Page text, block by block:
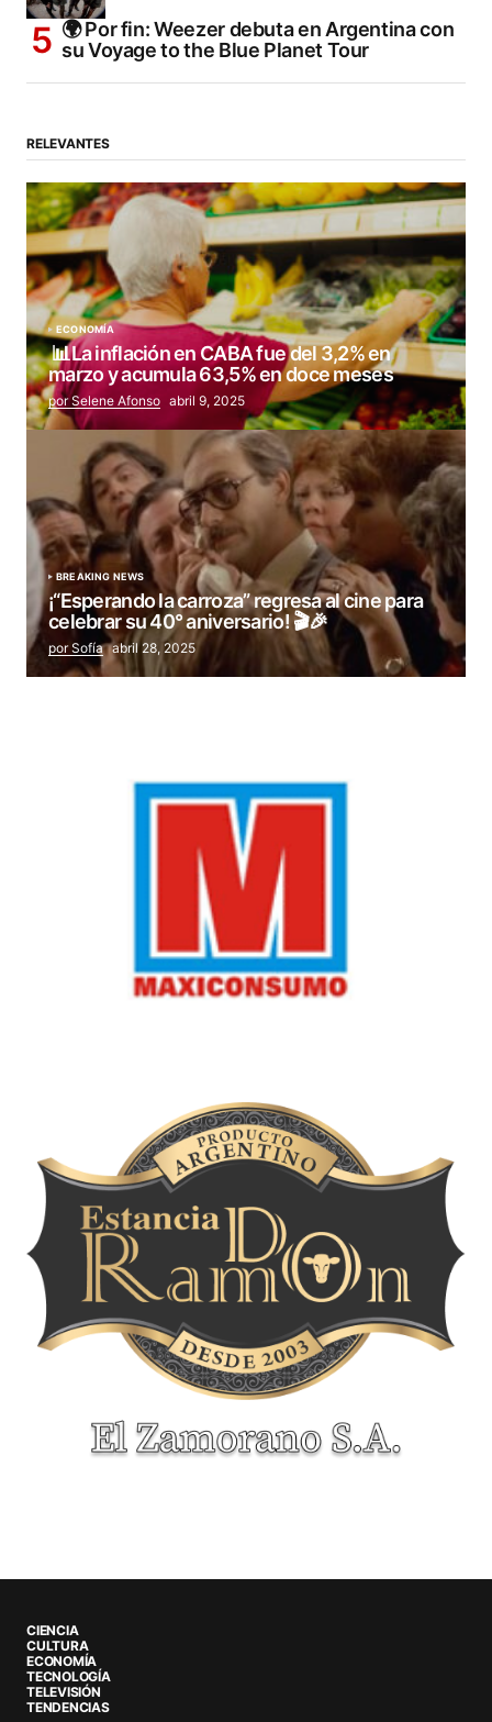
🌍 Por fin: Weezer debuta en Argentina con
su Voyage to the Blue Planet Tour
RELEVANTES
ECONOMÍA
📊La inflación en CABA fue del 3,2% en
marzo y acumula 63,5% en doce meses
por Selene Afonso abril 9, 2025
BREAKING NEWS
¡“Esperando la carroza” regresa al cine para
celebrar su 40° aniversario! 🎬🎉
por Sofía abril 28, 2025
CIENCIA
CULTURA
ECONOMÍA
TECNOLOGÍA
TELEVISIÓN
TENDENCIAS